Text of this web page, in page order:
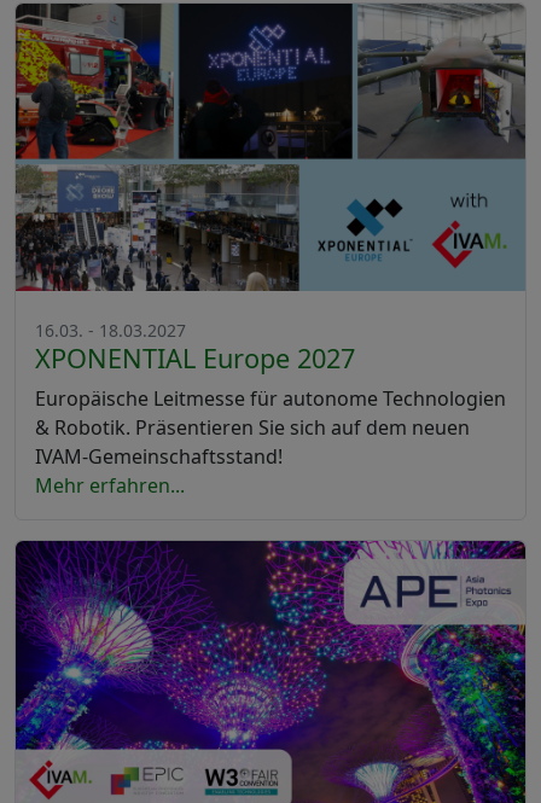
16.03. - 18.03.2027
XPONENTIAL Europe 2027
Europäische Leitmesse für autonome Technologien
& Robotik. Präsentieren Sie sich auf dem neuen
IVAM-Gemeinschaftsstand!
Mehr erfahren...